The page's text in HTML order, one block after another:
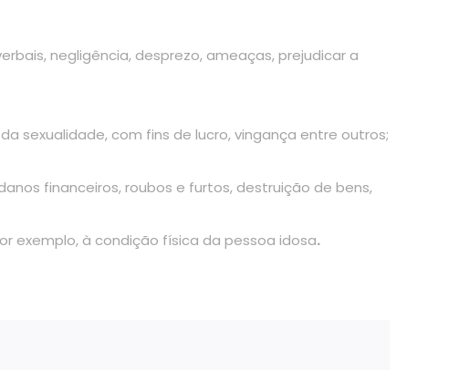
negligência, desprezo, ameaças, prejudicar a
sexualidade, com fins de lucro, vingança entre outros;
financeiros, roubos e furtos, destruição de bens,
exemplo, à condição física da pessoa idosa.